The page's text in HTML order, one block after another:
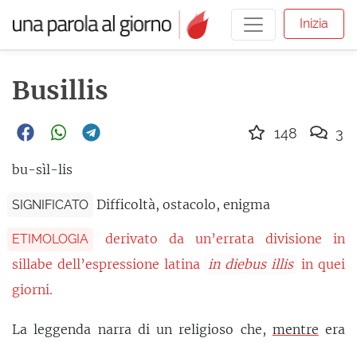
Inizia
Busillis
bu-sìl-lis
SIGNIFICATO Difficoltà, ostacolo, enigma
ETIMOLOGIA
derivato da un’errata divisione in
sillabe dell’espressione latina in diebus illis in quei
giorni.
La leggenda narra di un religioso che, mentre era
148 3